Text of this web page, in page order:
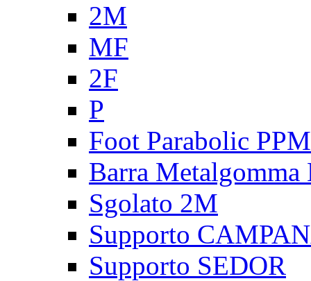
2M
MF
2F
P
Foot Parabolic PPM
Barra Metalgomma
Sgolato 2M
Supporto
Supporto SEDOR